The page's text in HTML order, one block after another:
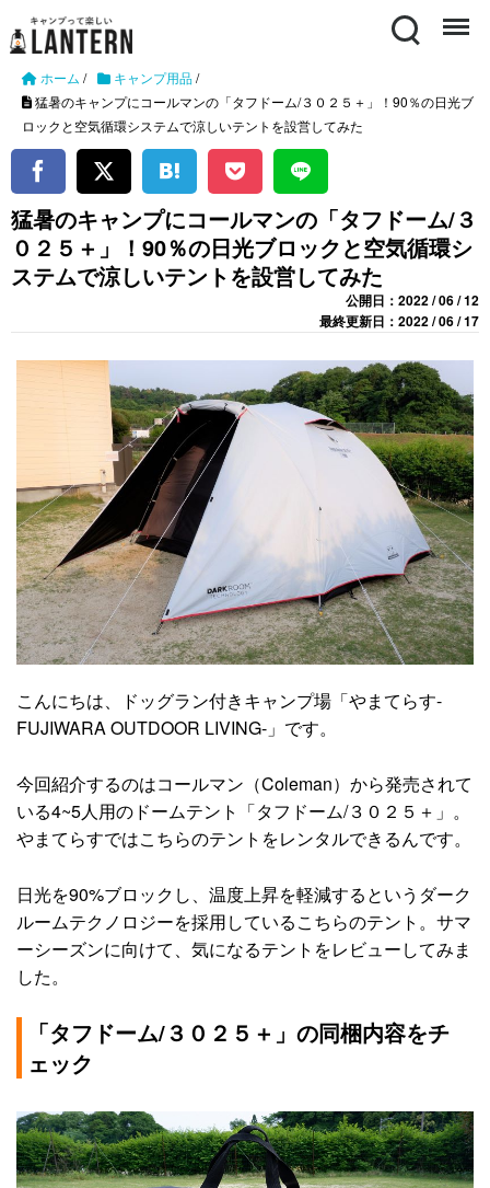
Search Menu
ホーム / キャンプ用品/
猛暑のキャンプにコールマンの「タフドーム/３０２５＋」！90％の日光ブ
ロックと空気循環システムで涼しいテントを設営してみた
猛暑のキャンプにコールマンの「タフドーム/３
０２５＋」！90％の日光ブロックと空気循環シ
ステムで涼しいテントを設営してみた
公開日：2022 / 06 / 12
最終更新日：2022 / 06 / 17
こんにちは、ドッグラン付きキャンプ場「やまてらす-
FUJIWARA OUTDOOR LIVING-」です。
今回紹介するのはコールマン（Coleman）から発売されて
いる4~5人用のドームテント「タフドーム/３０２５＋」。
やまてらすではこちらのテントをレンタルできるんです。
日光を90%ブロックし、温度上昇を軽減するというダーク
ルームテクノロジーを採用しているこちらのテント。サマ
ーシーズンに向けて、気になるテントをレビューしてみま
した。
「タフドーム/３０２５＋」の同梱内容をチ
ェック